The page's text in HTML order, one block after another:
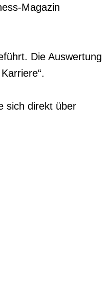
Magazin
Die Auswertung
sich direkt über